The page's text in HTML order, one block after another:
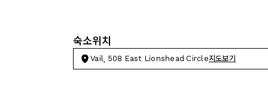
숙소위치
Vail, 508 East Lionshead Circle지도보기